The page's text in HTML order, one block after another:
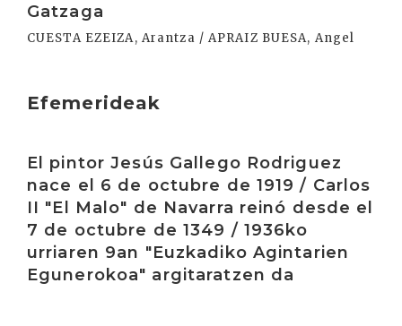
Gatzaga
CUESTA EZEIZA, Arantza / APRAIZ BUESA, Angel
Efemerideak
El pintor Jesús Gallego Rodriguez
nace el 6 de octubre de 1919 / Carlos
II "El Malo" de Navarra reinó desde el
7 de octubre de 1349 / 1936ko
urriaren 9an "Euzkadiko Agintarien
Egunerokoa" argitaratzen da